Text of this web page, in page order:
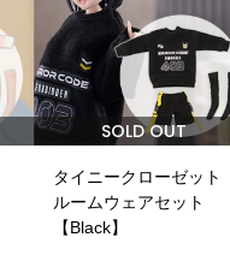
SOLD OUT
タイニークローゼット
ルームウェアセット
【Black】